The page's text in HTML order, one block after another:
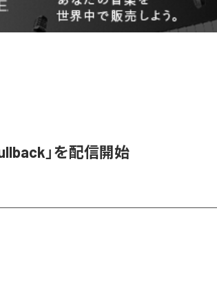
」を配信開始